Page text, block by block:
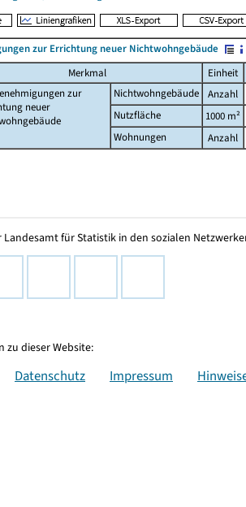
zur Errichtung neuer Nichtwohngebäude
Merkmal
Einheit
zur
neuer
Nichtwohngebäude Anzahl
Nutzfläche
1000 m²
Wohnungen
Anzahl
Landesamt für Statistik in den sozialen
zu dieser Website:
Datenschutz Impressum